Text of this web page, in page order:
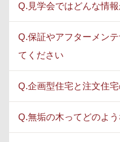
Q.見学会ではどんな情
Q.保証やアフターメン
てください
Q.企画型住宅と注文住
Q.無垢の木ってどのよ